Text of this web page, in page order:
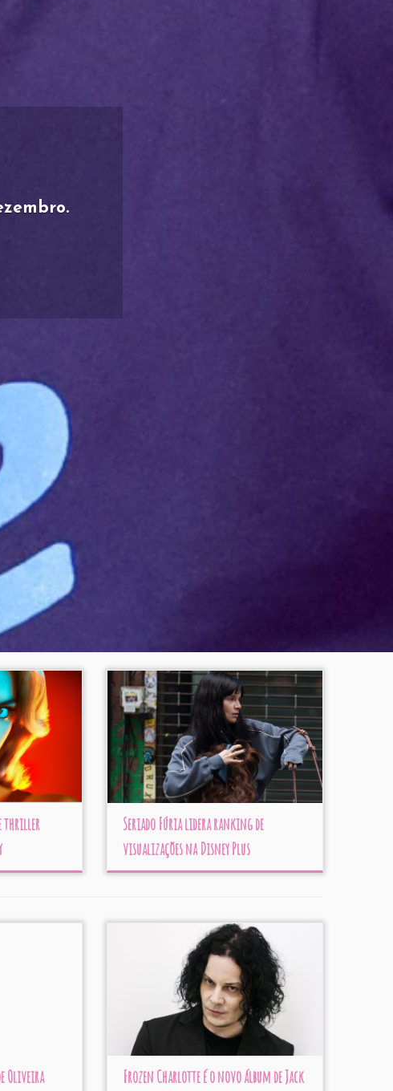
Evan Rachel
thriller
Seriado Fúria lidera ranking de
visualizações na Disney Plus
Oliveira
Frozen Charlotte é o novo álbum de Jack